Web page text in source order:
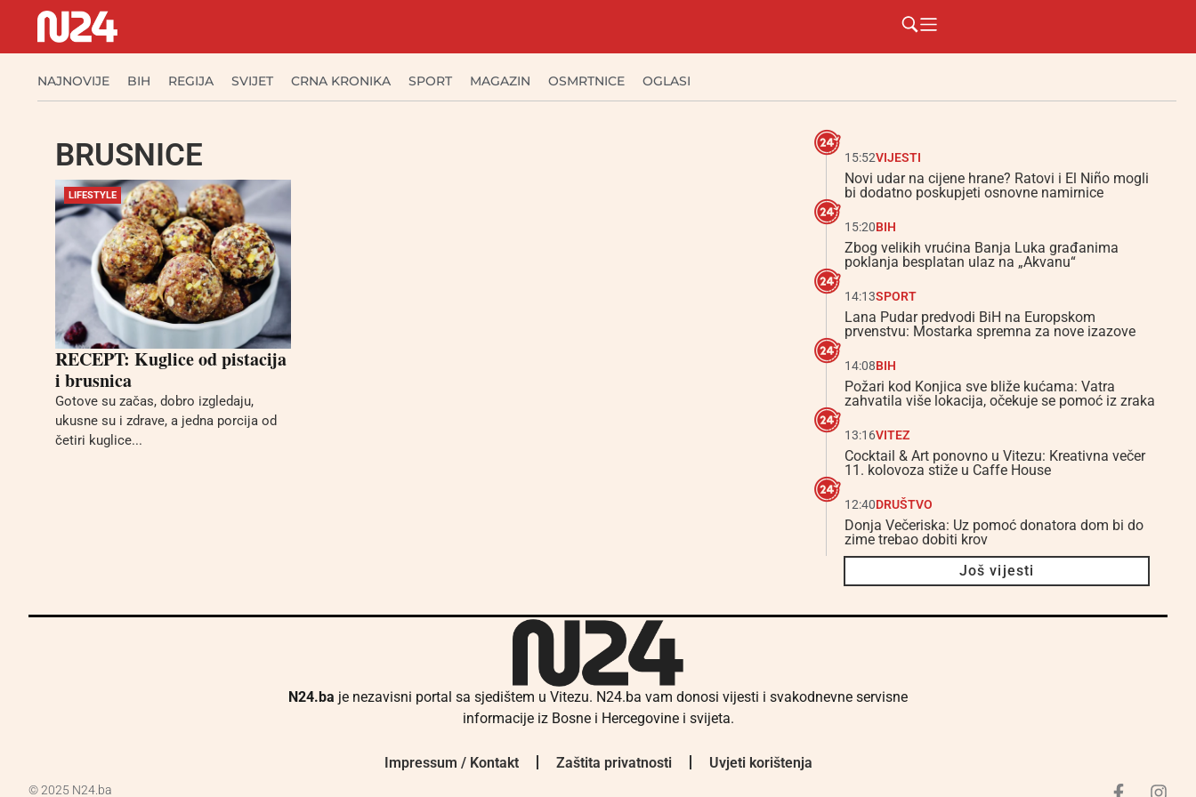
NAJNOVIJE BIH REGIJA SVIJET CRNA KRONIKA SPORT MAGAZIN OSMRTNICE OGLASI
BRUSNICE
LIFESTYLE
RECEPT: Kuglice od pistacija
i brusnica
Gotove su začas, dobro izgledaju,
ukusne su i zdrave, a jedna porcija od
četiri kuglice...
15:52VIJESTI
Novi udar na cijene hrane? Ratovi i El Niño mogli
bi dodatno poskupjeti osnovne namirnice
15:20BIH
Zbog velikih vrućina Banja Luka građanima
poklanja besplatan ulaz na „Akvanu“
14:13SPORT
Lana Pudar predvodi BiH na Europskom
prvenstvu: Mostarka spremna za nove izazove
14:08BIH
Požari kod Konjica sve bliže kućama: Vatra
zahvatila više lokacija, očekuje se pomoć iz zraka
13:16VITEZ
Cocktail & Art ponovno u Vitezu: Kreativna večer
11. kolovoza stiže u Caffe House
12:40DRUŠTVO
Donja Večeriska: Uz pomoć donatora dom bi do
zime trebao dobiti krov
Još vijesti
N24.ba je nezavisni portal sa sjedištem u Vitezu. N24.ba vam donosi vijesti i svakodnevne servisne
informacije iz Bosne i Hercegovine i svijeta.
Impressum / Kontakt Zaštita privatnosti Uvjeti korištenja
© 2025 N24.ba